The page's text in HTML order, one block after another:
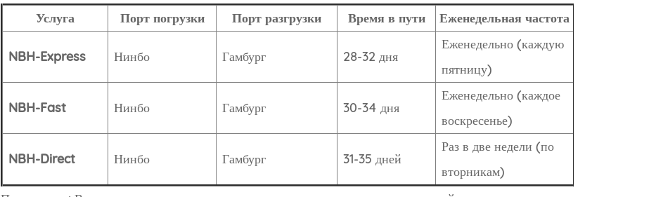
Услуга
Порт погрузки Порт разгрузки Время в пути Еженедельная частота
NBH-Express Нинбо Гамбург 28-32 дня
Еженедельно (каждую
пятницу)
NBH-Fast Нинбо Гамбург 30-34 дня
Еженедельно (каждое
воскресенье)
NBH-Direct Нинбо Гамбург 31-35 дней
Раз в две недели (по
вторникам)